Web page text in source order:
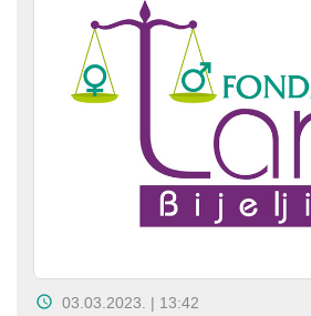
Kampanje
Dokumenti
03.03.2023. | 13:42